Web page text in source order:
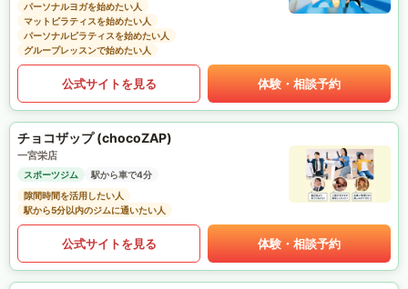
パーソナルヨガを始めたい人
マットピラティスを始めたい人
パーソナルピラティスを始めたい人
グループレッスンで始めたい人
公式サイトを見る 体験・相談予約
チョコザップ (chocoZAP)
一宮栄店
スポーツジム
駅から車で4分
隙間時間を活用したい人
駅から5分以内のジムに通いたい人
公式サイトを見る 体験・相談予約